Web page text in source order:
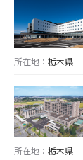
所在地： 栃木県
所在地： 栃木県